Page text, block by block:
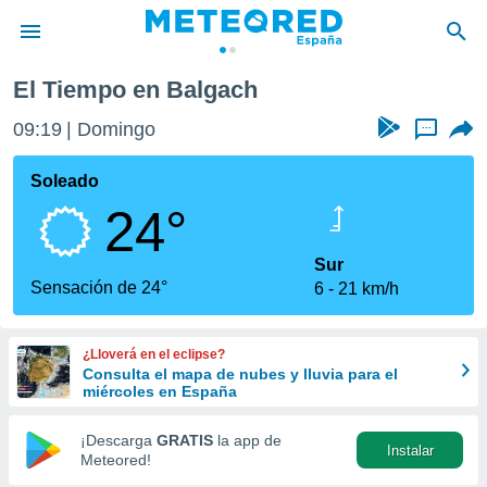
de
por
que se
calidad.
a este
las
y
forma
digital
basada
El Tiempo en Balgach
09:19 Domingo ...
Soleado
24°
Sensación de 24°
Sur
6
21 km/h
¿Lloverá en el eclipse?
Consulta el mapa de nubes y lluvia para el
miércoles en España
¡Descarga GRATIS la app de
Meteored!
Instalar